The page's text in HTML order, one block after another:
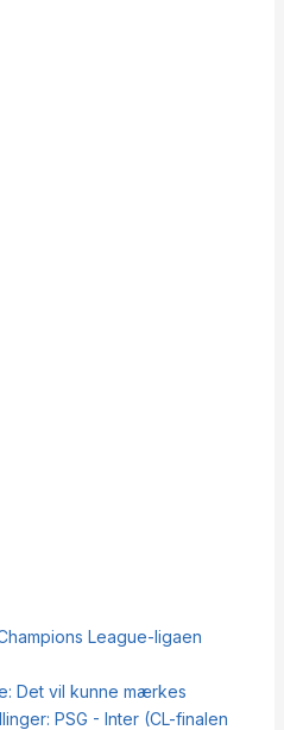
League-ligaen
Det vil kunne mærkes
PSG - Inter (CL-finalen